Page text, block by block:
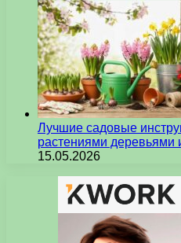
Лучшие садовые
растениями деревьями
15.05.2026